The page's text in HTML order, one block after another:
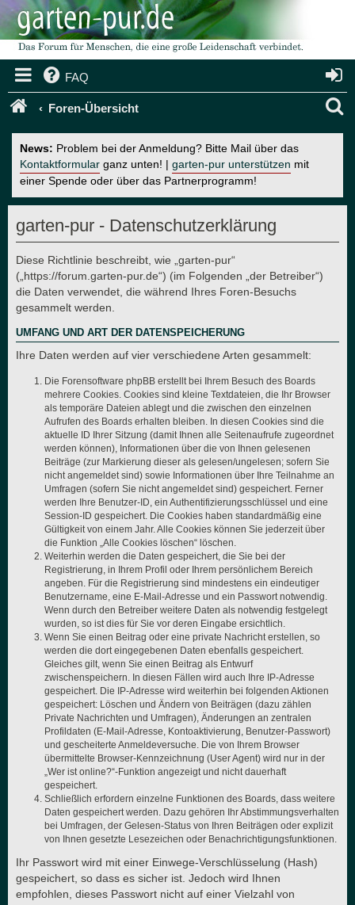
FAQ
Foren-Übersicht
News: Problem bei der Anmeldung? Bitte Mail über das
Kontaktformular ganz unten! | garten-pur unterstützen mit
einer Spende oder über das Partnerprogramm!
garten-pur - Datenschutzerklärung
Diese Richtlinie beschreibt, wie „garten-pur“
(„https://forum.garten-pur.de“) (im Folgenden „der Betreiber“)
die Daten verwendet, die während Ihres Foren-Besuchs
gesammelt werden.
UMFANG UND ART DER DATENSPEICHERUNG
Ihre Daten werden auf vier verschiedene Arten gesammelt:
Die Forensoftware phpBB erstellt bei Ihrem Besuch des Boards
mehrere Cookies. Cookies sind kleine Textdateien, die Ihr Browser
als temporäre Dateien ablegt und die zwischen den einzelnen
Aufrufen des Boards erhalten bleiben. In diesen Cookies sind die
aktuelle ID Ihrer Sitzung (damit Ihnen alle Seitenaufrufe zugeordnet
werden können), Informationen über die von Ihnen gelesenen
Beiträge (zur Markierung dieser als gelesen/ungelesen; sofern Sie
nicht angemeldet sind) sowie Informationen über Ihre Teilnahme an
Umfragen (sofern Sie nicht angemeldet sind) gespeichert. Ferner
werden Ihre Benutzer-ID, ein Authentifizierungsschlüssel und eine
Session-ID gespeichert. Die Cookies haben standardmäßig eine
Gültigkeit von einem Jahr. Alle Cookies können Sie jederzeit über
die Funktion „Alle Cookies löschen“ löschen.
Weiterhin werden die Daten gespeichert, die Sie bei der
Registrierung, in Ihrem Profil oder Ihrem persönlichem Bereich
angeben. Für die Registrierung sind mindestens ein eindeutiger
Benutzername, eine E-Mail-Adresse und ein Passwort notwendig.
Wenn durch den Betreiber weitere Daten als notwendig festgelegt
wurden, so ist dies für Sie vor deren Eingabe ersichtlich.
Wenn Sie einen Beitrag oder eine private Nachricht erstellen, so
werden die dort eingegebenen Daten ebenfalls gespeichert.
Gleiches gilt, wenn Sie einen Beitrag als Entwurf
zwischenspeichern. In diesen Fällen wird auch Ihre IP-Adresse
gespeichert. Die IP-Adresse wird weiterhin bei folgenden Aktionen
gespeichert: Löschen und Ändern von Beiträgen (dazu zählen
Private Nachrichten und Umfragen), Änderungen an zentralen
Profildaten (E-Mail-Adresse, Kontoaktivierung, Benutzer-Passwort)
und gescheiterte Anmeldeversuche. Die von Ihrem Browser
übermittelte Browser-Kennzeichnung (User Agent) wird nur in der
„Wer ist online?“-Funktion angezeigt und nicht dauerhaft
gespeichert.
Schließlich erfordern einzelne Funktionen des Boards, dass weitere
Daten gespeichert werden. Dazu gehören Ihr Abstimmungsverhalten
bei Umfragen, der Gelesen-Status von Ihren Beiträgen oder explizit
von Ihnen gesetzte Lesezeichen oder Benachrichtigungsfunktionen.
Ihr Passwort wird mit einer Einwege-Verschlüsselung (Hash)
gespeichert, so dass es sicher ist. Jedoch wird Ihnen
empfohlen, dieses Passwort nicht auf einer Vielzahl von